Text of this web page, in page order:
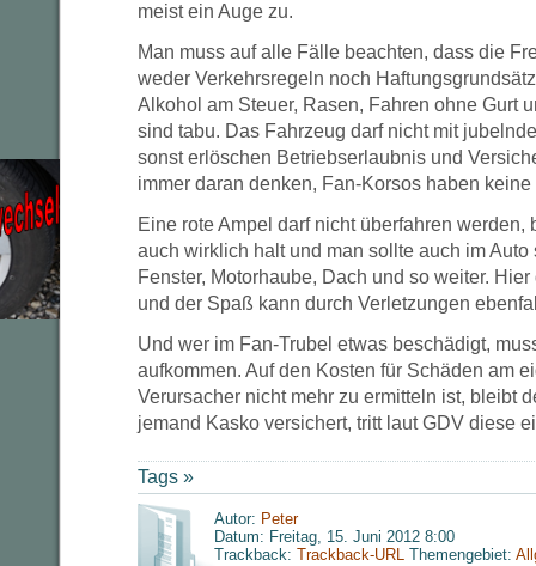
meist ein Auge zu.
Man muss auf alle Fälle beachten, dass die
weder Verkehrsregeln noch
Alkohol am Steuer, Rasen, Fahren ohne Gurt
sind tabu. Das Fahrzeug darf nicht mit
sonst erlöschen Betriebserlaubnis und
immer daran denken, Fan-Korsos haben
Eine rote Ampel darf nicht überfahren
auch wirklich halt und man sollte auch im Auto
Fenster, Motorhaube, Dach und so weiter.
und der Spaß kann durch Verletzungen
Und wer im Fan-Trubel etwas beschädigt,
aufkommen. Auf den Kosten für Schäden am
Verursacher nicht mehr zu ermitteln ist, bleibt
jemand Kasko versichert, tritt laut GDV diese
Tags »
Autor: Peter
Datum: Freitag, 15. Juni 2012 8:00
Trackback: Trackback-URL Themengebiet: